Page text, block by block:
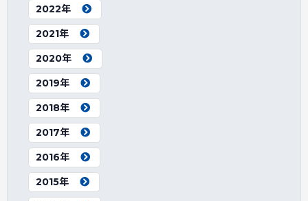
2022年
2021年
2020年
2019年
2018年
2017年
2016年
2015年